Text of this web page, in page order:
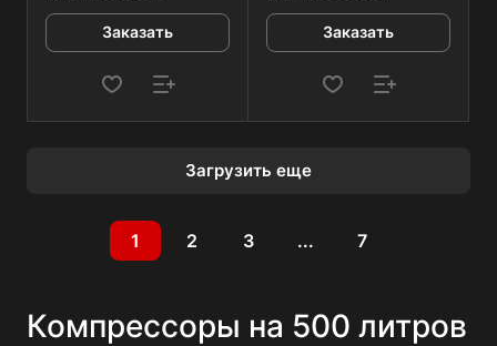
Заказать Заказать
Загрузить еще
1 2 3 ... 7
Компрессоры на 500 литров